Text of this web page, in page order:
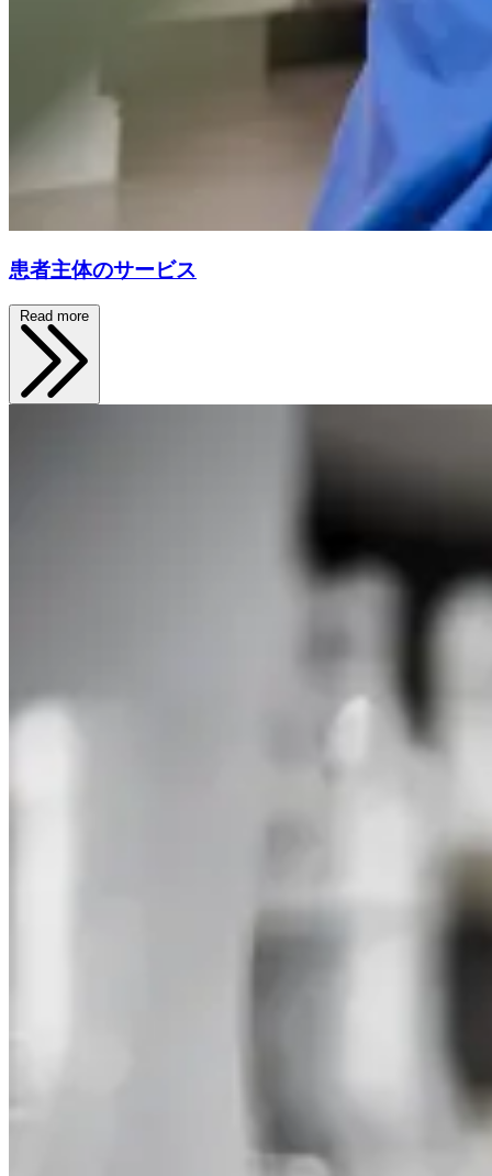
患者主体のサービス
Read more